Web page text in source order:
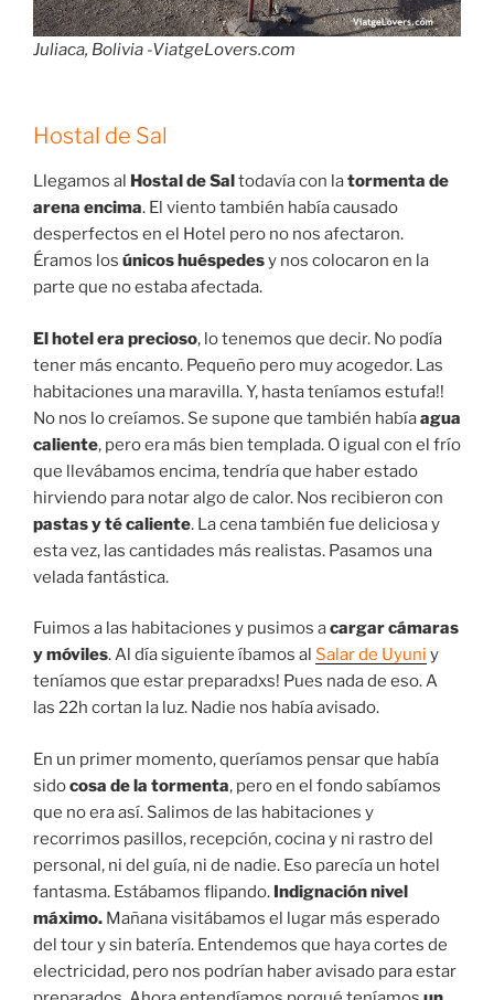
Juliaca, Bolivia -ViatgeLovers.com
Hostal de Sal
Llegamos al Hostal de Saltodavía con latormenta de
arena encima. El viento también había causado
desperfectos en el Hotel pero no nos afectaron.
Éramos los únicos huéspedesy nos colocaron en la
parte que no estaba afectada.
El hotel era precioso, lo tenemos que decir. No podía
tener más encanto. Pequeño pero muy acogedor. Las
habitaciones una maravilla. Y, hasta teníamos estufa!!
No nos lo creíamos. Se supone que también habíaagua
caliente, pero era más bien templada. O igual con el frío
que llevábamos encima, tendría que haber estado
hirviendo para notar algo de calor. Nos recibieron con
pastas y té caliente. La cena también fue deliciosa y
esta vez, las cantidades más realistas. Pasamos una
velada fantástica.
Fuimos a las habitaciones y pusimos acargar cámaras
y móviles. Al día siguiente íbamos al Salar de Uyuni y
teníamos que estar preparadxs! Pues nada de eso. A
las 22h cortan la luz. Nadie nos había avisado.
En un primer momento, queríamos pensar que había
sidocosa de la tormenta, pero en el fondo sabíamos
que no era así. Salimos de las habitaciones y
recorrimos pasillos, recepción, cocina y ni rastro del
personal, ni del guía, ni de nadie. Eso parecía un hotel
fantasma. Estábamos flipando. Indignación nivel
máximo. Mañana visitábamos el lugar más esperado
del tour y sin batería. Entendemos que haya cortes de
electricidad, pero nos podrían haber avisado para estar